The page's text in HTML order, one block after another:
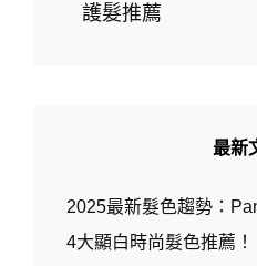
護髮推薦
最新
2025最新髮色趨勢：
4大顯白時尚髮色推薦！